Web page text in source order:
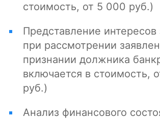
стоимость, от 5 000 руб.)
Представление интересов
при рассмотрении
признании должника
включается в стоимость,
руб.)
Анализ финансового